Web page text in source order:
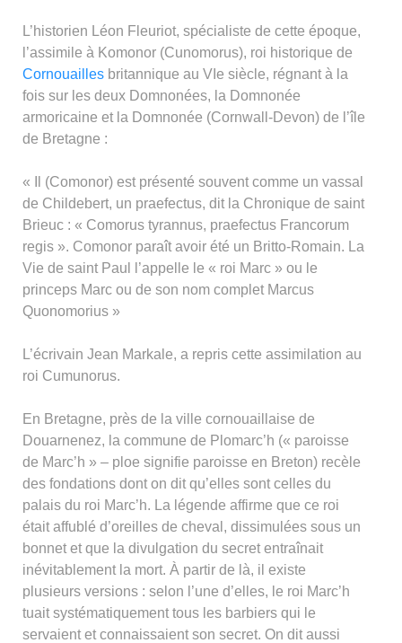
L’historien Léon Fleuriot, spécialiste de cette époque,
l’assimile à Komonor (Cunomorus), roi historique de
Cornouailles britannique au VIe siècle, régnant à la
fois sur les deux Domnonées, la Domnonée
armoricaine et la Domnonée (Cornwall-Devon) de l’île
de Bretagne :
« Il (Comonor) est présenté souvent comme un vassal
de Childebert, un praefectus, dit la Chronique de saint
Brieuc : « Comorus tyrannus, praefectus Francorum
regis ». Comonor paraît avoir été un Britto-Romain. La
Vie de saint Paul l’appelle le « roi Marc » ou le
princeps Marc ou de son nom complet Marcus
Quonomorius »
L’écrivain Jean Markale, a repris cette assimilation au
roi Cumunorus.
En Bretagne, près de la ville cornouaillaise de
Douarnenez, la commune de Plomarc’h (« paroisse
de Marc’h » – ploe signifie paroisse en Breton) recèle
des fondations dont on dit qu’elles sont celles du
palais du roi Marc’h. La légende affirme que ce roi
était affublé d’oreilles de cheval, dissimulées sous un
bonnet et que la divulgation du secret entraînait
inévitablement la mort. À partir de là, il existe
plusieurs versions : selon l’une d’elles, le roi Marc’h
tuait systématiquement tous les barbiers qui le
servaient et connaissaient son secret. On dit aussi